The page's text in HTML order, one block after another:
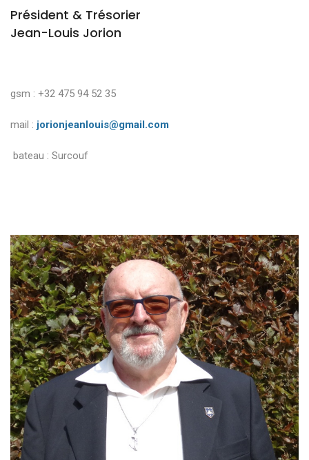
Président & Trésorier
Jean-Louis Jorion
gsm : +32 475 94 52 35
mail : jorionjeanlouis@gmail.com
bateau : Surcouf